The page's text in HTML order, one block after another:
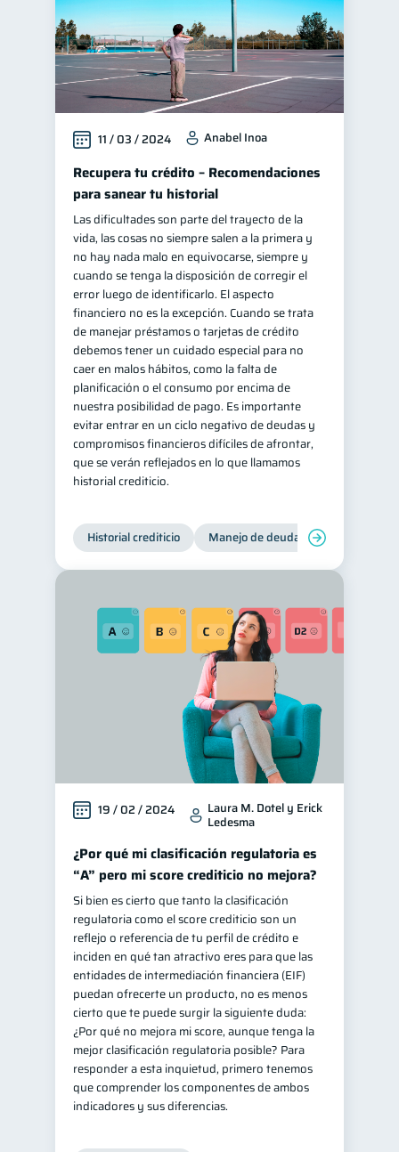
11 / 03 / 2024 Anabel Inoa
Recupera tu crédito – Recomendaciones
para sanear tu historial
Las dificultades son parte del trayecto de la
vida, las cosas no siempre salen a la primera y
no hay nada malo en equivocarse, siempre y
cuando se tenga la disposición de corregir el
error luego de identificarlo. El aspecto
financiero no es la excepción. Cuando se trata
de manejar préstamos o tarjetas de crédito
debemos tener un cuidado especial para no
caer en malos hábitos, como la falta de
planificación o el consumo por encima de
nuestra posibilidad de pago. Es importante
evitar entrar en un ciclo negativo de deudas y
compromisos financieros difíciles de afrontar,
que se verán reflejados en lo que llamamos
historial crediticio.
Historial crediticio Manejo de deudas
19 / 02 / 2024 Laura M. Dotel y Erick
Ledesma
¿Por qué mi clasificación regulatoria es
“A” pero mi score crediticio no mejora?
Si bien es cierto que tanto la clasificación
regulatoria como el score crediticio son un
reflejo o referencia de tu perfil de crédito e
inciden en qué tan atractivo eres para que las
entidades de intermediación financiera (EIF)
puedan ofrecerte un producto, no es menos
cierto que te puede surgir la siguiente duda:
¿Por qué no mejora mi score, aunque tenga la
mejor clasificación regulatoria posible? Para
responder a esta inquietud, primero tenemos
que comprender los componentes de ambos
indicadores y sus diferencias.